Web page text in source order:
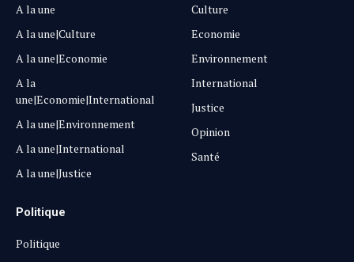
A la une
A la une|Culture
A la une|Economie
A la
une|Economie|International
A la une|Environnement
A la une|International
A la une|Justice
Culture
Economie
Environnement
International
Justice
Opinion
Santé
Politique
Politique